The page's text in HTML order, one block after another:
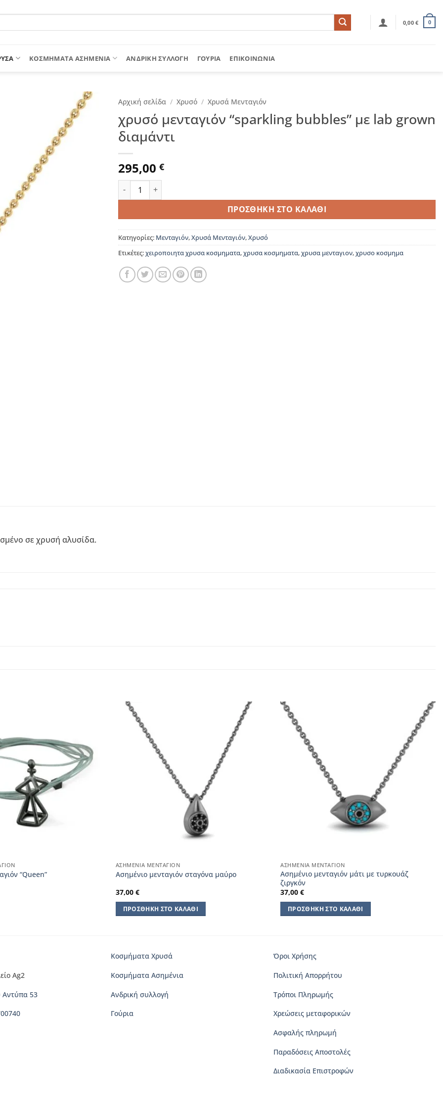
0,00€ 0
ΚΟΣΜΗΜΑΤΑ ΑΣΗΜΕΝΙΑ ΑΝΔΡΙΚΉ ΣΥΛΛΟΓΉ ΓΟΎΡΙΑ ΕΠΙΚΟΙΝΩΝΊΑ
Αρχική σελίδα / Χρυσό / Χρυσά Μενταγιόν
χρυσό μενταγιόν “sparkling bubbles” με lab grown
διαμάντι
295,00 €
χρυσό μενταγιόν "sparkling bubbles" με lab grown διαμάντι ποσότητα
ΠΡΟΣΘΉΚΗ ΣΤΟ ΚΑΛΆΘΙ
Κατηγορίες: Μενταγιόν,Χρυσά Μενταγιόν,Χρυσό
Ετικέτες:χειροποιητα χρυσα κοσμηματα,χρυσα κοσμηματα,χρυσα μενταγιον,χρυσο κοσμημα
σε χρυσή αλυσίδα.
“Queen”
ΑΣΗΜΈΝΙΑ ΜΕΝΤΑΓΙΌΝ
Ασημένιο μενταγιόν σταγόνα μαύρο
37,00 €
ΠΡΟΣΘΉΚΗ ΣΤΟ ΚΑΛΆΘΙ
ΑΣΗΜΈΝΙΑ ΜΕΝΤΑΓΙΌΝ
Ασημένιο μενταγιόν μάτι με τυρκουάζ
ζιργκόν
37,00€
ΠΡΟΣΘΉΚΗ ΣΤΟ ΚΑΛΆΘΙ
Ag2
53
Κοσμήματα Χρυσά
Κοσμήματα Ασημένια
Ανδρική συλλογή
Γούρια
Όροι Χρήσης
Πολιτική Απορρήτου
Τρόποι Πληρωμής
Χρεώσεις μεταφορικών
Ασφαλής πληρωμή
Παραδόσεις Αποστολές
Διαδικασία Επιστροφών